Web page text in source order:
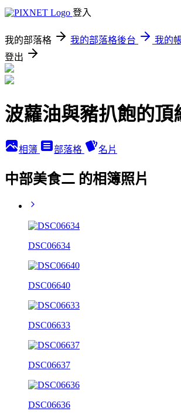
登入
我的部落格 我的部落格後台
我的
登出
波蘿油與豬扒飽的頂
相簿 部落格 名片
中部美食二 的相簿照片
DSC06634
DSC06640
DSC06633
DSC06637
DSC06636